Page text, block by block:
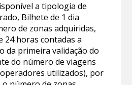
a tipologia de
Bilhete de 1 dia
de zonas adquiridas,
24 horas contadas a
da primeira validação do
do número de viagens
utilizados), por